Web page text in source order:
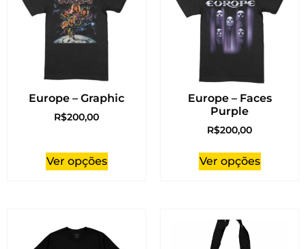
Europe – Graphic
R$200,00
Ver opções
Europe – Faces
Purple
R$200,00
Ver opções